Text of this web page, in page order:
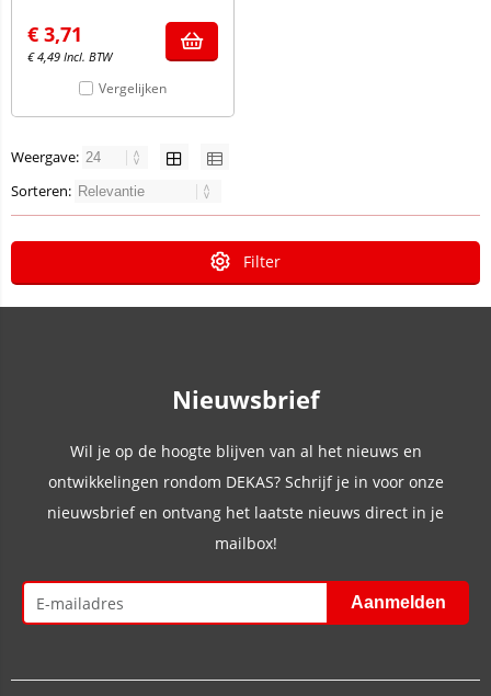
€ 3,71
€4,49 Incl. BTW
Vergelijken
Weergave:
Sorteren:
Filter
Nieuwsbrief
Wil je op de hoogte blijven van al het nieuws en
ontwikkelingen rondom DEKAS? Schrijf je in voor onze
nieuwsbrief en ontvang het laatste nieuws direct in je
mailbox!